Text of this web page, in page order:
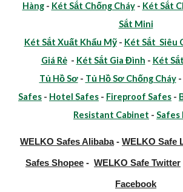
Hàng- Két Sắt Chống Cháy- Két Sắt
Sắt Mini
Két Sắt Xuất Khẩu Mỹ- Két Sắt Siêu
Giá Rẻ- Két Sắt Gia Đình - Két
Tủ Hồ Sơ- Tủ Hồ Sơ Chống Cháy-
Safes - Hotel Safes - Fireproof Safes -
Resistant Cabinet - Safes
WELKO Safes Alibaba- WELKO Safe
Safes Shopee - WELKO Safe Twitter
Facebook